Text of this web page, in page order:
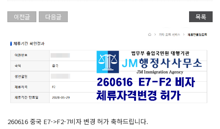
이전글 다음글 목록
260616 중국 E7->F2-7비자 변경 허가 축하드립니다.